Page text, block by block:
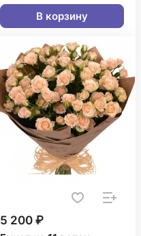
В корзину
5 200 ₽